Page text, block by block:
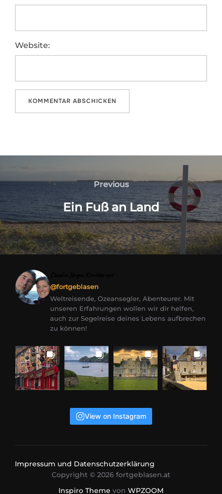
Website:
Previous
Previous
Ein Fuß an Land
@fortgeblasen
Weltreisende, Ozeansegler, Abenteurer. Mit
unseren Erfahrungen wollen wir dir helfen,
auch zur Segelreise deines Lebens aufbrechen
zu können!
View on Instagram
Impressum und Datenschutzerklärung
Copyright © 2026 fortgeblasen.at
Inspiro Theme von WPZOOM